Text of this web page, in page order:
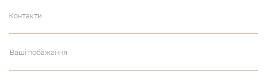
Контакти
Ваші побажання